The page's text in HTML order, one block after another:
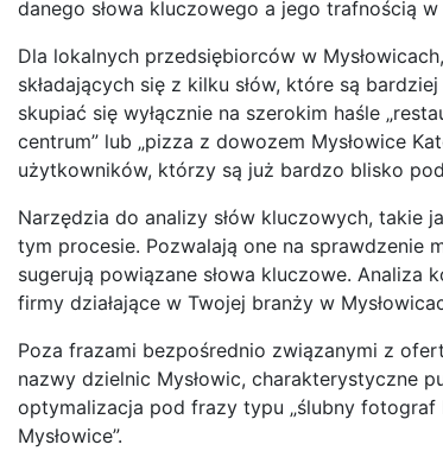
danego słowa kluczowego a jego trafnością
Dla lokalnych przedsiębiorców w
składających się z kilku słów, które są
skupiać się wyłącznie na szerokim haśle
centrum” lub „pizza z dowozem Mysłowice
użytkowników, którzy są już bardzo blisko
Narzędzia do analizy słów kluczowych, takie
tym procesie. Pozwalają one na sprawdzenie
sugerują powiązane słowa kluczowe.
firmy działające w Twojej branży w
Poza frazami bezpośrednio związanymi z
nazwy dzielnic Mysłowic, charakterystyczne
optymalizacja pod frazy typu „ślubny fotograf
Mysłowice”.